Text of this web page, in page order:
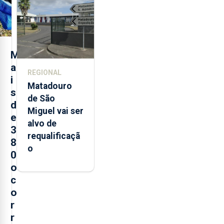
M
a
i
s
d
e
3
8
0
o
c
o
r
r
REGIONAL
Matadouro
de São
Miguel vai ser
alvo de
requalificaçã
o